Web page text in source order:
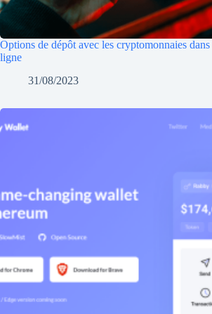
Options de dépôt avec les cryptomonnaies dans
ligne
31/08/2023